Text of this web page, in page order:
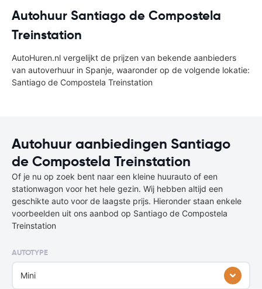
Autohuur Santiago de Compostela
Treinstation
AutoHuren.nl vergelijkt de prijzen van bekende aanbieders
van autoverhuur in Spanje, waaronder op de volgende lokatie:
Santiago de Compostela Treinstation
Autohuur aanbiedingen Santiago
de Compostela Treinstation
Of je nu op zoek bent naar een kleine huurauto of een
stationwagon voor het hele gezin. Wij hebben altijd een
geschikte auto voor de laagste prijs. Hieronder staan enkele
voorbeelden uit ons aanbod op Santiago de Compostela
Treinstation
AUTOTYPE
Mini